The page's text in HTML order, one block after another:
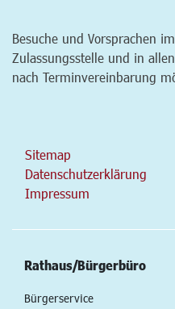
Besuche und Vorsprachen
Zulassungsstelle und in
nach Terminvereinbarung
Sitemap
Datenschutzerklärung
Impressum
Rathaus/Bürgerbüro
Bürgerservice